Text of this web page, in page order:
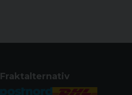
Fraktalternativ